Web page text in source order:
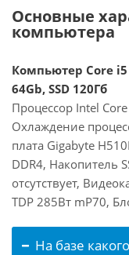
Основные
компьютера
Компьютер Core i5
64Gb, SSD 120Гб
Процессор Intel
Охлаждение
плата Gigabyte
DDR4, Накопитель
отсутствует,
TDP 285Вт mP70,
На базе